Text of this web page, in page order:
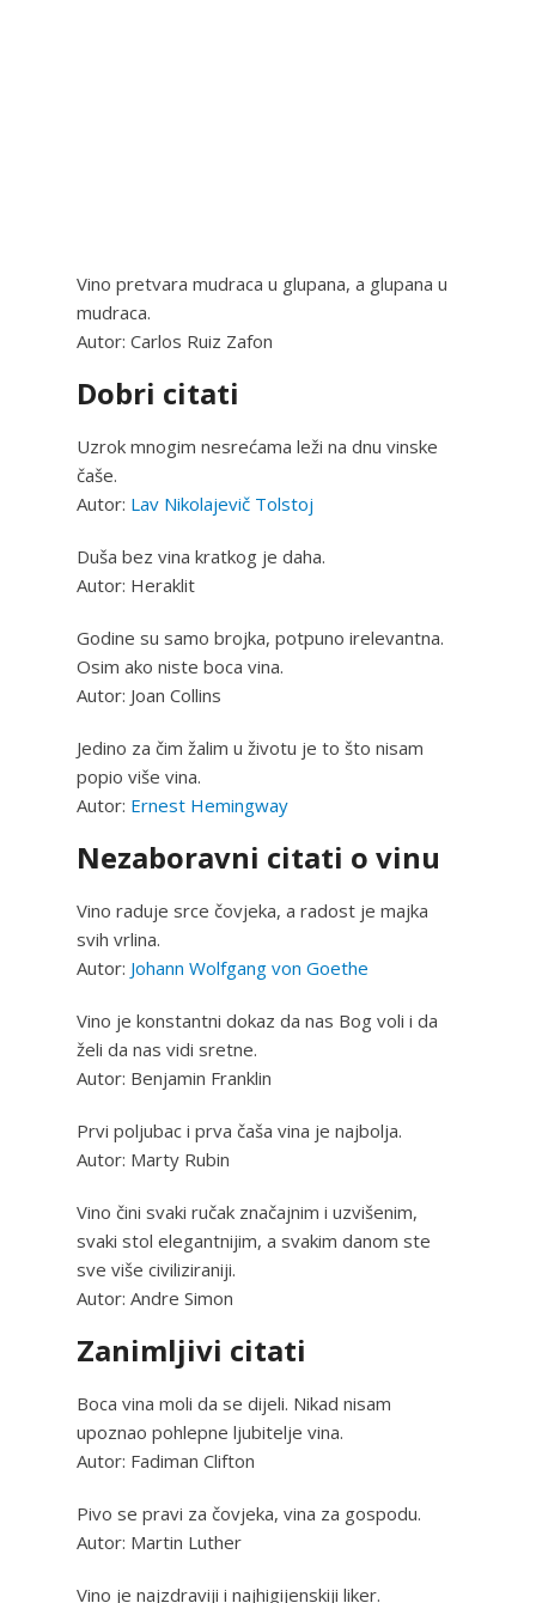
Vino pretvara mudraca u glupana, a glupana u
mudraca.
Autor: Carlos Ruiz Zafon
Dobri citati
Uzrok mnogim nesrećama leži na dnu vinske
čaše.
Autor: Lav Nikolajevič Tolstoj
Duša bez vina kratkog je daha.
Autor: Heraklit
Godine su samo brojka, potpuno irelevantna.
Osim ako niste boca vina.
Autor: Joan Collins
Jedino za čim žalim u životu je to što nisam
popio više vina.
Autor: Ernest Hemingway
Nezaboravni citati o vinu
Vino raduje srce čovjeka, a radost je majka
svih vrlina.
Autor: Johann Wolfgang von Goethe
Vino je konstantni dokaz da nas Bog voli i da
želi da nas vidi sretne.
Autor: Benjamin Franklin
Prvi poljubac i prva čaša vina je najbolja.
Autor: Marty Rubin
Vino čini svaki ručak značajnim i uzvišenim,
svaki stol elegantnijim, a svakim danom ste
sve više civiliziraniji.
Autor: Andre Simon
Zanimljivi citati
Boca vina moli da se dijeli. Nikad nisam
upoznao pohlepne ljubitelje vina.
Autor: Fadiman Clifton
Pivo se pravi za čovjeka, vina za gospodu.
Autor: Martin Luther
Vino je najzdraviji i najhigijenskiji liker.